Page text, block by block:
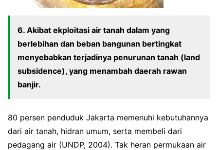
6. Akibat ekploitasi air tanah dalam yang
berlebihan dan beban bangunan bertingkat
menyebabkan terjadinya penurunan tanah (land
subsidence), yang menambah daerah rawan
banjir.
80 persen penduduk Jakarta memenuhi kebutuhannya
dari air tanah, hidran umum, serta membeli dari
pedagang air (UNDP, 2004). Tak heran permukaan air